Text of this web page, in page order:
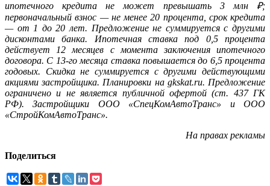
ипотечного кредита не может превышать 3 млн ₽;
первоначальный взнос — не менее 20 процента, срок кредита
— от 1 до 20 лет. Предложение не суммируется с другими
дисконтами банка. Ипотечная ставка под 0,5 процента
действует 12 месяцев с момента заключения ипотечного
договора. С 13-го месяца ставка повышается до 6,5 процента
годовых. Скидка не суммируется с другими действующими
акциями застройщика. Планировки на gkskat.ru. Предложение
ограничено и не является публичной офертой (ст. 437 ГК
РФ). Застройщики ООО «СпецКомАвтоТранс» и ООО
«СтройКомАвтоТранс».
На правах рекламы
Поделиться